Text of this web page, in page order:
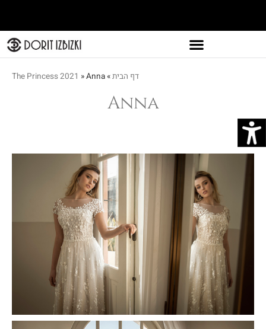
דף הבית»
The Princess 2021 »Anna
Anna